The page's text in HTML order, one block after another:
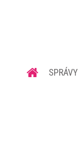
SPRÁVY